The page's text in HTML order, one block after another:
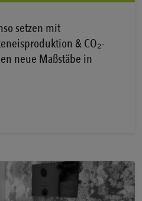
setzen mit
& CO₂-
neue Maßstäbe in